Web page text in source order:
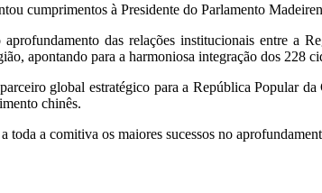
cumprimentos à Presidente do Parlamento
das relações institucionais entre a
apontando para a harmoniosa integração dos 228
global estratégico para a República Popular
chinês.
a comitiva os maiores sucessos no